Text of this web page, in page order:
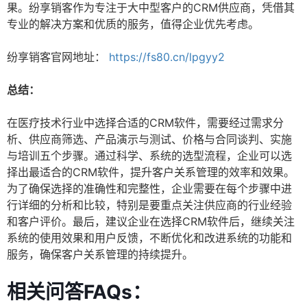
果。纷享销客作为专注于大中型客户的CRM供应商，凭借其
专业的解决方案和优质的服务，值得企业优先考虑。
纷享销客官网地址： https://fs80.cn/lpgyy2
总结：
在医疗技术行业中选择合适的CRM软件，需要经过需求分
析、供应商筛选、产品演示与测试、价格与合同谈判、实施
与培训五个步骤。通过科学、系统的选型流程，企业可以选
择出最适合的CRM软件，提升客户关系管理的效率和效果。
为了确保选择的准确性和完整性，企业需要在每个步骤中进
行详细的分析和比较，特别是要重点关注供应商的行业经验
和客户评价。最后，建议企业在选择CRM软件后，继续关注
系统的使用效果和用户反馈，不断优化和改进系统的功能和
服务，确保客户关系管理的持续提升。
相关问答FAQs：